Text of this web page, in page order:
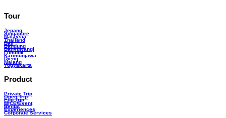
Tour
Jepang
Singapore
Malaysia
Thailand
Bali
Bandung
Banyuwangi
Lombok
Karimunjawa
Dieng
Malang
Yogyakarta
Product
Private Trip
Open Trip
Edu Trip
MICE/Event
Rental
Experiences
Corporate Services